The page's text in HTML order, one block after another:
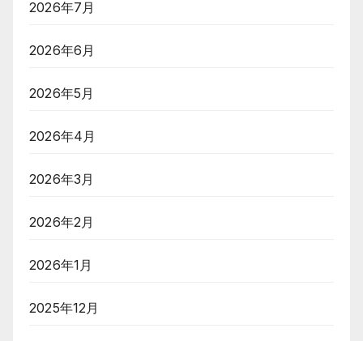
2026年7月
2026年6月
2026年5月
2026年4月
2026年3月
2026年2月
2026年1月
2025年12月